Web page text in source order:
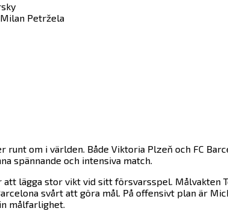
Milan Petržela
om i världen. Både Viktoria Plzeň och FC
spännande och intensiva match.
lägga stor vikt vid sitt försvarsspel. Målvakten
svårt att göra mål. På offensivt plan är
målfarlighet.